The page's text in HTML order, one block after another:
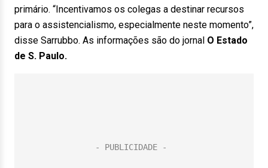
primário. “Incentivamos os colegas a destinar recursos
para o assistencialismo, especialmente neste momento”,
disse Sarrubbo. As informações são do jornal O Estado
de S. Paulo.